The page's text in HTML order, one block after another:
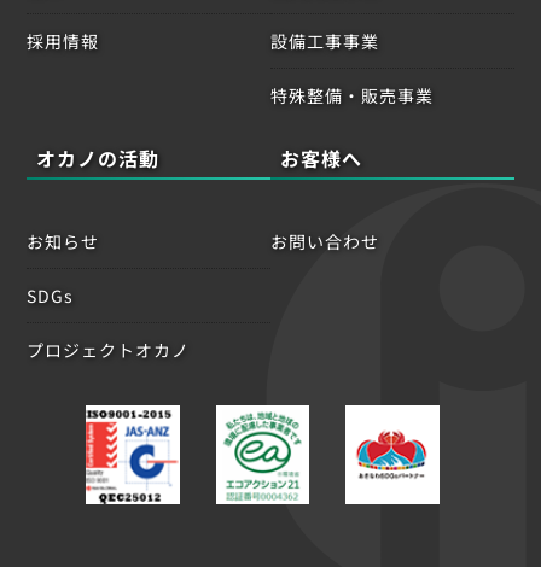
採用情報 設備工事事業
特殊整備・販売事業
オカノの活動
お知らせ
SDGs
プロジェクトオカノ
お客様へ
お問い合わせ